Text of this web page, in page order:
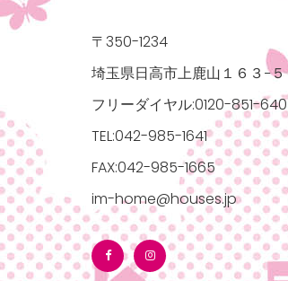
〒350-1234
埼玉県日高市上鹿山１６３−５
フリーダイヤル:0120-851-640
TEL:042-985-1641
FAX:042-985-1665
im-home@houses.jp